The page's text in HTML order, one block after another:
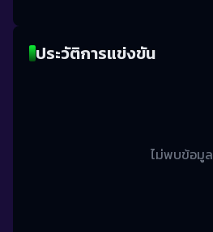
ประวัติการแข่งขัน
ไม่พบข้อมูล